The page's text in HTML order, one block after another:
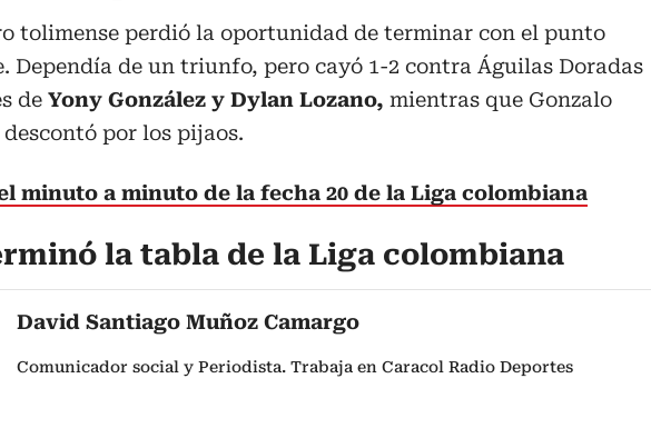
tolimense perdió la oportunidad de terminar con el punto
Dependía de un triunfo, pero cayó 1-2 contra Águilas Doradas
de Yony González y Dylan Lozano, mientras que Gonzalo
por los pijaos.
minuto a minuto de la fecha 20 de la Liga colombiana
la tabla de la Liga colombiana
David Santiago Muñoz Camargo
Comunicador social y Periodista. Trabaja en Caracol Radio Deportes